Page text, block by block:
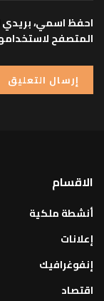
احفظ اسمي، بريدي
المتصفح
الاقسام
أنشطة ملكية
إعلانات
إنفوغرافيك
اقتصاد